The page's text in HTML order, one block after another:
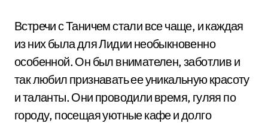
Встречи с Таничем стали все чаще, и каждая
из них была для Лидии необыкновенно
особенной. Он был внимателен, заботлив и
так любил признавать ее уникальную красоту
и таланты. Они проводили время, гуляя по
городу, посещая уютные кафе и долго